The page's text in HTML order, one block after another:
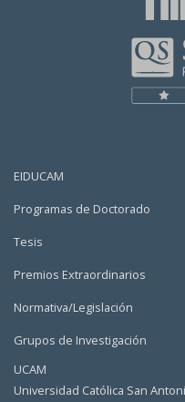
EIDUCAM
Programas de Doctorado
Tesis
Premios Extraordinarios
Normativa/Legislación
Grupos de Investigación
UCAM
Universidad Católica San